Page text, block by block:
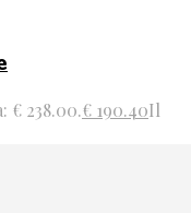
€ 238.00.€ 190.40Il